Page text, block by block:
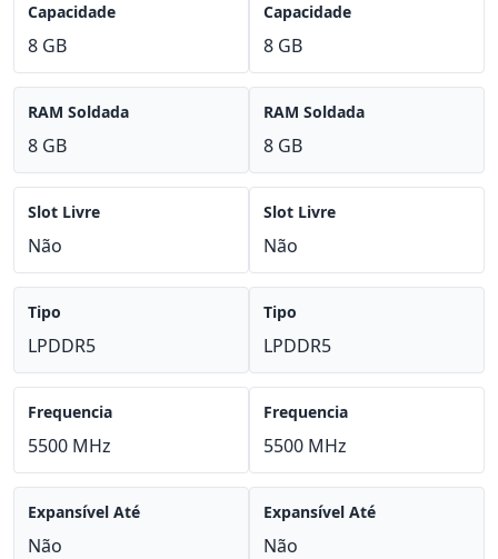
Capacidade
8 GB
RAM Soldada
8 GB
Slot Livre
Não
Tipo
LPDDR5
Frequencia
5500 MHz
Expansível Até
Não
Capacidade
8 GB
RAM Soldada
8 GB
Slot Livre
Não
Tipo
LPDDR5
Frequencia
5500 MHz
Expansível Até
Não